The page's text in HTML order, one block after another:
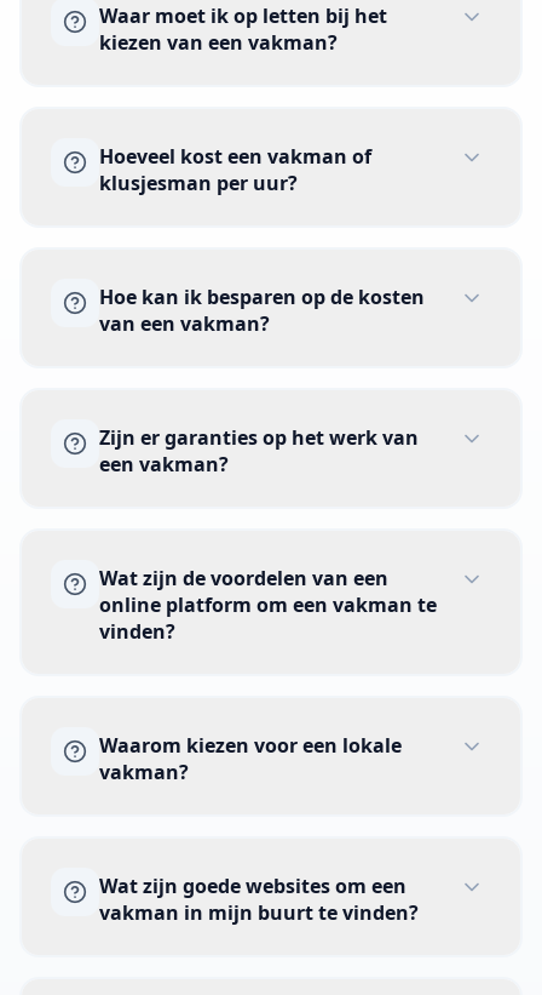
schoonmaak, schilderwerk, stucwerk,
elektra en loodgieterswerk. Ook
juiste vakgebied.
Waar moet ik op letten bij het
kiezen van een vakman?
communicatie. Vraag of btw, materiaal
en reiskosten zijn inbegrepen. Kies niet
Hoeveel kost een vakman of
klusjesman per uur?
regio en klus. Materiaal en spoed
kunnen de prijs verhogen. Bekijk onze
Hoe kan ik besparen op de kosten
van een vakman?
meerdere offertes aan. Bundel werk als
dat mogelijk is. Plan op tijd en vermijd
Zijn er garanties op het werk van
een vakman?
het bedrijf. Vraag vooraf naar herstel en
materiaalgarantie. Leg de voorwaarden
schriftelijk vast.
Wat zijn de voordelen van een
online platform om een vakman te
vinden?
profielen op één plek. Zo vergelijk je
meerdere professionals en stel je direct
Waarom kiezen voor een lokale
vakman?
minder ver. Dat helpt bij planning en
latere afspraken. Kies iemand met de
Wat zijn goede websites om een
vakman in mijn buurt te vinden?